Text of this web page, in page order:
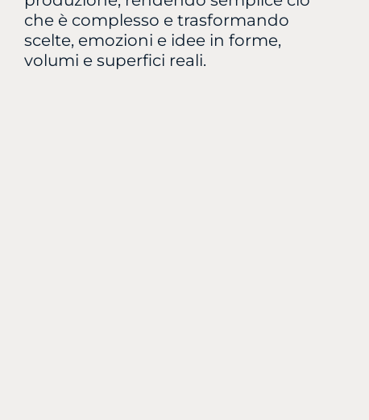
che è complesso e trasformando
scelte, emozioni e idee in forme,
volumi e superfici reali.